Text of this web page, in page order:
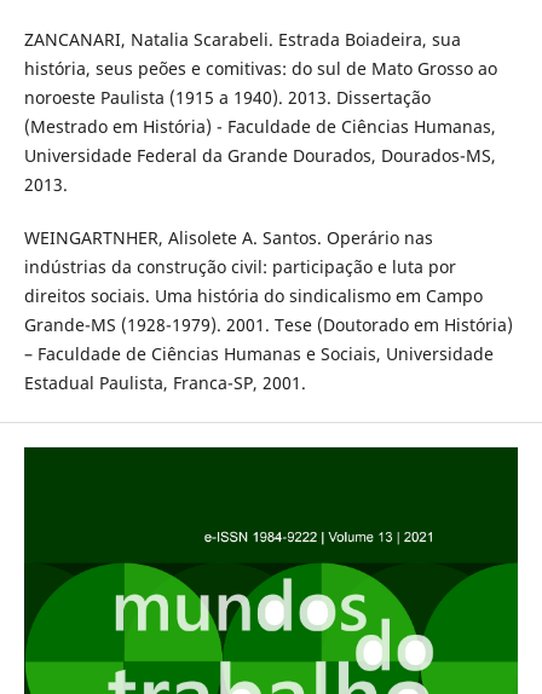
ZANCANARI, Natalia Scarabeli. Estrada Boiadeira, sua
história, seus peões e comitivas: do sul de Mato Grosso ao
noroeste Paulista (1915 a 1940). 2013. Dissertação
(Mestrado em História) - Faculdade de Ciências Humanas,
Universidade Federal da Grande Dourados, Dourados-MS,
2013.
WEINGARTNHER, Alisolete A. Santos. Operário nas
indústrias da construção civil: participação e luta por
direitos sociais. Uma história do sindicalismo em Campo
Grande-MS (1928-1979). 2001. Tese (Doutorado em História)
– Faculdade de Ciências Humanas e Sociais, Universidade
Estadual Paulista, Franca-SP, 2001.